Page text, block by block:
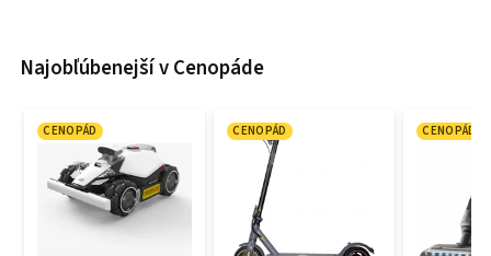
Najobľúbenejší v Cenopáde
CENOPÁD CENOPÁD CENOPÁD